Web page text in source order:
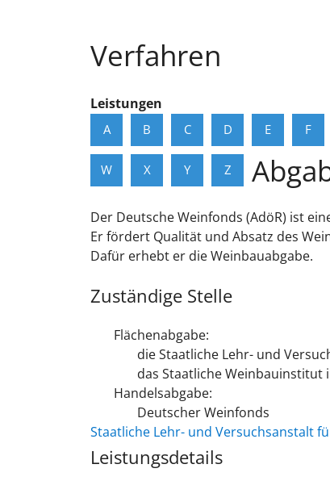
Verfahren
Leistungen
A B C D E F
W X Y Z
Der Deutsche Weinfonds (AdöR) ist
Er fördert Qualität und Absatz des
Dafür erhebt er die Weinbauabgabe.
Zuständige Stelle
Flächenabgabe:
die Staatliche Lehr- und
das Staatliche Weinbauinstitut
Handelsabgabe:
Deutscher Weinfonds
Staatliche Lehr- und Versuchsanstalt
Leistungsdetails